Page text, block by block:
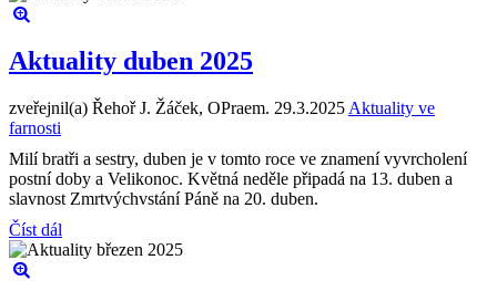
Aktuality duben 2025
zveřejnil(a) Řehoř J. Žáček, OPraem. 29.3.2025 Aktuality ve
farnosti
Milí bratři a sestry, duben je v tomto roce ve znamení vyvrcholení
postní doby a Velikonoc. Květná neděle připadá na 13. duben a
slavnost Zmrtvýchvstání Páně na 20. duben.
Číst dál